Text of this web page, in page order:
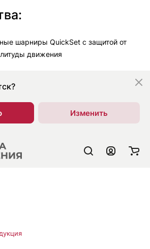
шарниры QuickSet с защитой от
движения
Изменить